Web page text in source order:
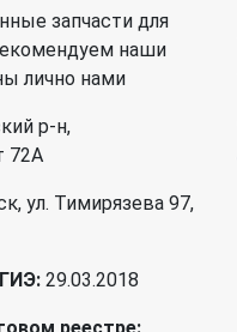
запчасти для
наши
лично нами
р-н,
72А
ул. Тимирязева 97,
29.03.2018